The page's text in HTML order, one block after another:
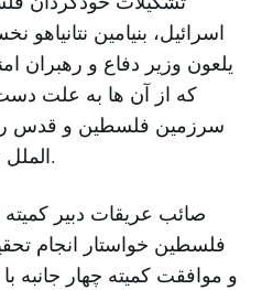
اسرائیل، بنیامین
یلعون وزیر دفاع و رهبران
که از آن ها به علت
سرزمین فلسطین و قدس رخ
الملل در لاهه شکایت خواهد کرد.
صائب عریقات دبیر
فلسطین خواستار انجام
و موافقت کمیته چهار جانبه